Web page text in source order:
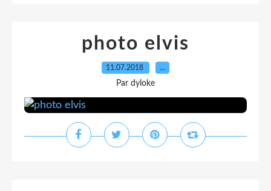
photo elvis
11.07.2018 …
Par dyloke